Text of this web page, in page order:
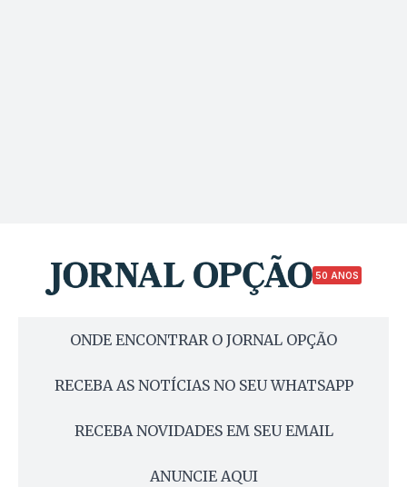
50 ANOS
ONDE ENCONTRAR O JORNAL OPÇÃO
RECEBA AS NOTÍCIAS NO SEU WHATSAPP
RECEBA NOVIDADES EM SEU EMAIL
ANUNCIE AQUI